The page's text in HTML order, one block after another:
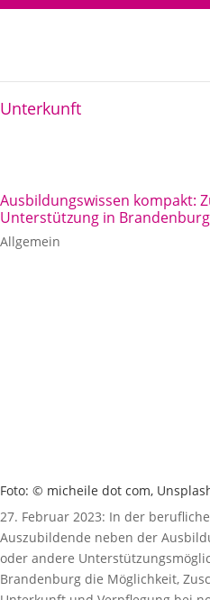
Unterkunft
Ausbildungswissen kompakt:
Unterstützung in Brandenburg
Allgemein
Foto: © micheile dot com,
27. Februar 2023: In der
Auszubildende neben der
oder andere
Brandenburg die Möglichkeit,